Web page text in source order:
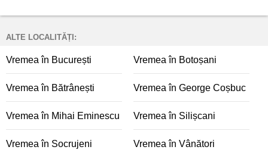
ALTE LOCALITĂȚI:
Vremea în București Vremea în Botoșani
Vremea în Bătrânești Vremea în George Coșbuc
Vremea în Mihai Eminescu Vremea în Silișcani
Vremea în Socrujeni Vremea în Vânători